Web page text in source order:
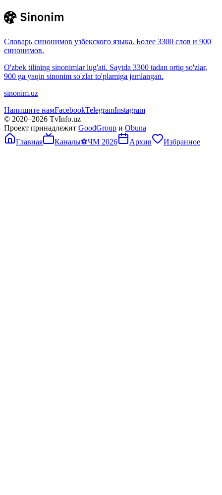
Словарь синонимов узбекского языка. Более 3300 слов и 900
синонимов.
O'zbek tilining sinonimlar lug'ati. Saytda 3300 tadan ortiq so'zlar,
900 ga yaqin sinonim so'zlar to'plamiga jamlangan.
sinonim.uz
Напишите намFacebookTelegramInstagram
© 2020–2026 TvInfo.uz
Проект принадлежит GoodGroup и Obuna
Главная
Каналы⚽ЧМ 2026 Архив Избранное